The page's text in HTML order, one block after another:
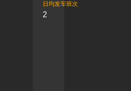
日均发车班次
2